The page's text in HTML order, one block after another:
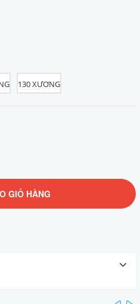
130 XƯƠNG
GIỎ HÀNG